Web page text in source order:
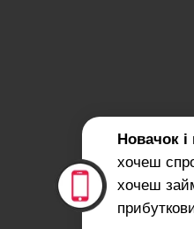
Новачок
хочеш
хочеш